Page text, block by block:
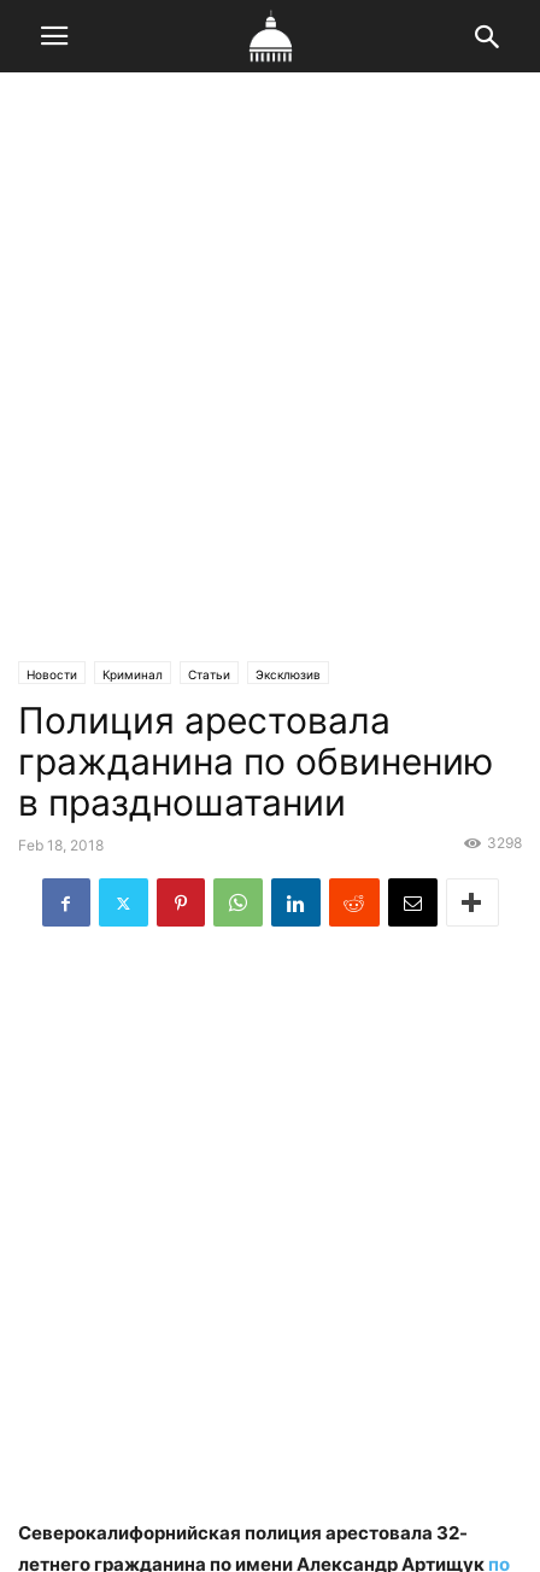
Новости Криминал Статьи Эксклюзив
Полиция арестовала
гражданина по обвинению
в праздношатании
Feb 18, 2018 3298
Северокалифорнийская полиция арестовала 32-
летнего гражданина по имени Александр Артищук по